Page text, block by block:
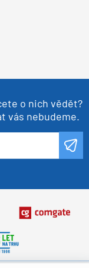
o nich vědět?
vás nebudeme.